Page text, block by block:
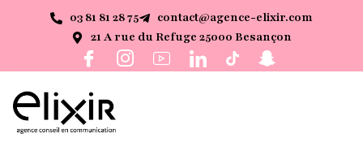
03 81 81 28 75
contact@agence-elixir.com
21 A rue du Refuge 25000 Besançon